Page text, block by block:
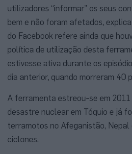
utilizadores “informar” os seus
bem e não foram afetados,
do Facebook refere ainda que
política de utilização desta
estivesse ativa durante os
dia anterior, quando morreram 40
A ferramenta estreou-se em
desastre nuclear em Tóquio e já
terramotos no Afeganistão, Nepal
ciclones.